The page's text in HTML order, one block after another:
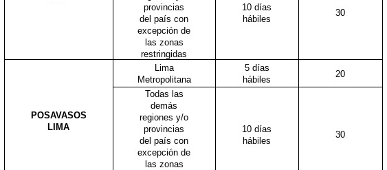
provincias
del país con
excepción de
las zonas
restringidas
10 días
hábiles
30
POSAVASOS
LIMA
Lima
Metropolitana
5 días
hábiles
20
Todas las
demás
regiones y/o
provincias
del país con
excepción de
las zonas
10 días
hábiles
30